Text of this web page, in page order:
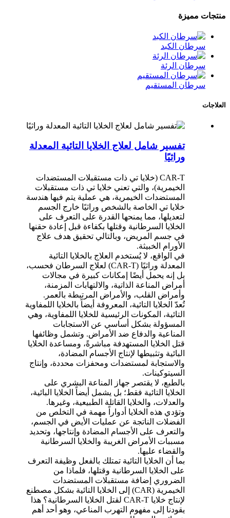
منتجات مميزة
سرطان الكبد
سرطان الرئة
سرطان المستقيم
العلاجات
تفسير شامل لعلاج الخلايا التائية المعدلة
وراثيًا
CAR-T (خلايا تي ذات مستقبلات المستضدات
الخيمرية)، والتي تعني خلايا تي ذات مستقبلات
المستضدات الخيمرية، هي عملية يتم فيها هندسة
خلايا تي الخاصة بالشخص وراثيًا خارج الجسم
لتعديلها، مما يمنحها القدرة على التعرف على
الخلايا السرطانية وقتلها بكفاءة قبل إعادة حقنها
في جسم المريض، وبالتالي تحقيق هدف علاج
الأورام الخبيثة.
في الواقع، لا يُستخدم العلاج بالخلايا التائية
المعدلة وراثيًا (CAR-T) لعلاج السرطان فحسب،
بل إنه يحمل أيضًا إمكانات كبيرة في مجالات
أمراض المناعة الذاتية، والالتهابات المزمنة،
وأمراض القلب، والأمراض المرتبطة بالعمر.
تُعدّ الخلايا التائية، المعروفة أيضاً بالخلايا اللمفاوية
التائية، المكونات الرئيسية للخلايا اللمفاوية، وهي
المسؤولة بشكل أساسي عن الاستجابات
المناعية والدفاع ضد الأمراض. وتشمل وظائفها
قتل الخلايا المستهدفة مباشرةً، ومساعدة الخلايا
البائية وتثبيطها لإنتاج الأجسام المضادة،
والاستجابة لمستضدات ومحفزات محددة، وإنتاج
السيتوكينات.
بالطبع، لا يقتصر جهاز المناعة البشري على
الخلايا التائية فقط؛ بل يشمل أيضاً الخلايا البائية،
والعدلات، والخلايا القاتلة الطبيعية، وغيرها.
وتؤدي هذه الخلايا أدواراً مهمة في التخلص من
الفضلات الناتجة عن عمليات الأيض في الجسم،
والتعرف على الأجسام المضادة وإنتاجها، وتحديد
مسببات الأمراض الغريبة والخلايا السرطانية
والقضاء عليها.
بما أن الخلايا التائية تمتلك بالفعل وظيفة التعرف
على الخلايا السرطانية وقتلها، فلماذا من
الضروري إضافة مستقبلات المستضدات
الخيمرية (CAR) إلى الخلايا التائية بشكل مصطنع
لإنتاج خلايا CAR-T لقتل الخلايا السرطانية؟ هذا
يقودنا إلى مفهوم التهرب المناعي، وهو أحد أهم